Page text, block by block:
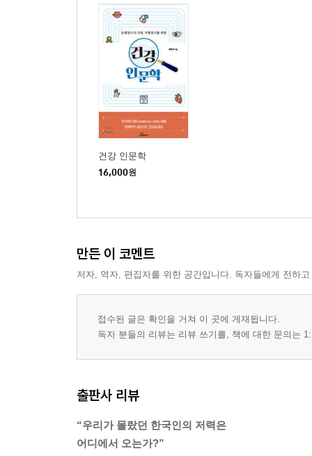
8. 가난을 돌파한 집단적 열망, “잘 살아보세”
9. 위기 속에서 단단해지는 나라
10. 기술 주권을 찾아가는 대한민국
11. 한국에서 성공하면 세계에서도 성공한다
12. 코스피 8000, 한국의 역동성
3장 판을 바꾸는 한국인의 경쟁력
- 성실함을 넘어, 세상을 뒤흔드는 천재성
1. 집단지성이 작동하는 방식
6. 기록의 민족, AI 시대를 열다
7. PC방에서 단련된 전사들
8. AI 시대, 다시 주목받는 문자
9. 바다를 설계하는 조선 기술
10. 신기전에서 시작된 미사일 기술
- 전투민족의 DNA가 흐르는 한국인
건강 인문학
16,000원
만든 이 코멘트
저자, 역자, 편집자를 위한 공간입니다. 독자들에게 전하
접수된 글은 확인을 거쳐 이 곳에 게재됩니다.
독자 분들의 리뷰는 리뷰 쓰기를, 책에 대한 문의는
출판사 리뷰
“우리가 몰랐던 한국인의 저력은
어디에서 오는가?”